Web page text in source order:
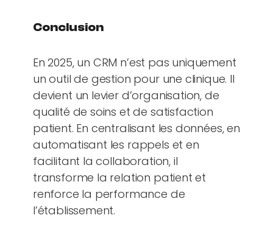
Conclusion
En 2025, un CRM n’est pas uniquement
un outil de gestion pour une clinique. Il
devient un levier d’organisation, de
qualité de soins et de satisfaction
patient. En centralisant les données, en
automatisant les rappels et en
facilitant la collaboration, il
transforme la relation patient et
renforce la performance de
l’établissement.